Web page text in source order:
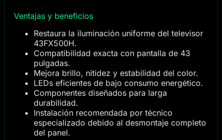
Ventajas y beneficios
Restaura la iluminación uniforme del televisor
43FX500H.
Compatibilidad exacta con pantalla de 43
pulgadas.
Mejora brillo, nitidez y estabilidad del color.
LEDs eficientes de bajo consumo energético.
Componentes diseñados para larga
durabilidad.
Instalación recomendada por técnico
especializado debido al desmontaje completo
del panel.